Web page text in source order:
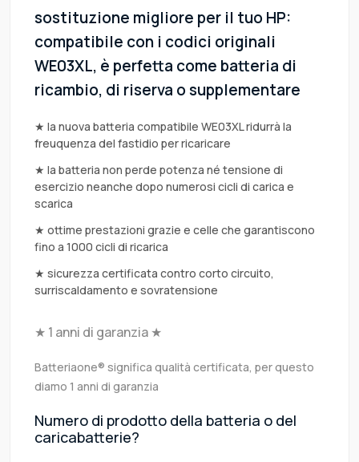
sostituzione migliore per il tuo HP:
compatibile con i codici originali
WE03XL, è perfetta come batteria di
ricambio, di riserva o supplementare
★ la nuova batteria compatibile WE03XL ridurrà la
freuquenza del fastidio per ricaricare
★ la batteria non perde potenza né tensione di
esercizio neanche dopo numerosi cicli di carica e
scarica
★ ottime prestazioni grazie e celle che garantiscono
fino a 1000 cicli di ricarica
★ sicurezza certificata contro corto circuito,
surriscaldamento e sovratensione
★ 1 anni di garanzia ★
Batteriaone® significa qualità certificata, per questo
diamo 1 anni di garanzia
Numero di prodotto della batteria o del
caricabatterie?